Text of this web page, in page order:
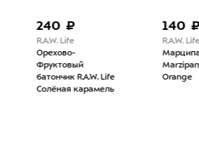
240 ₽
R.A.W. Life
Орехово-
Фруктовый
батончик R.A.W. Life
Солёная карамель
140 ₽
R.A.W. Life
Marzipan
Orange